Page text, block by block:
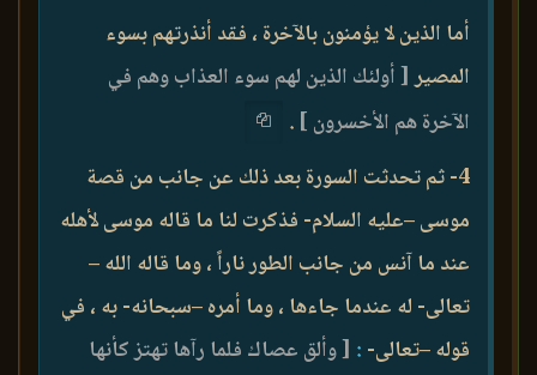
أما الذين لا يؤمنون بالآخرة ، فقد أنذرتهم بسوء
المصير[ أولئك الذين لهم سوء العذاب وهم في
الآخرة هم الأخسرون ] .
4- ثم تحدثت السورة بعد ذلك عن جانب من قصة
موسى –عليه السلام- فذكرت لنا ما قاله موسى لأهله
عند ما آنس من جانب الطور ناراً ، وما قاله الله –
تعالى- له عندما جاءها ، وما أمره –سبحانه- به ، في
قوله –تعالى- : [ وألق عصاك فلما رآها تهتز كأنها